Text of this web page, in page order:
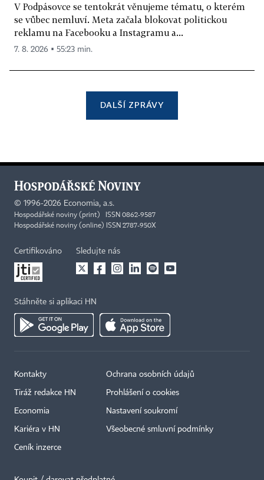
V Podpásovce se tentokrát věnujeme tématu, o kterém
se vůbec nemluví. Meta začala blokovat politickou
reklamu na Facebooku a Instagramu a...
7. 8. 2026 ▪ 55:23 min.
DALŠÍ ZPRÁVY
© 1996-2026 Economia, a.s.
Hospodářské noviny (print) ISSN 0862-9587
Hospodářské noviny (online) ISSN 2787-950X
Certifikováno Sledujte nás
Stáhněte si aplikaci HN
Kontakty
Tiráž redakce HN
Economia
Kariéra v HN
Ceník inzerce
Ochrana osobních údajů
Prohlášení o cookies
Nastavení soukromí
Všeobecné smluvní podmínky